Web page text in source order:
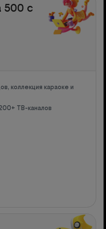
500 с
коллекция караоке и
ТВ-каналов